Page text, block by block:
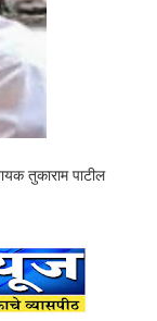
पाटील